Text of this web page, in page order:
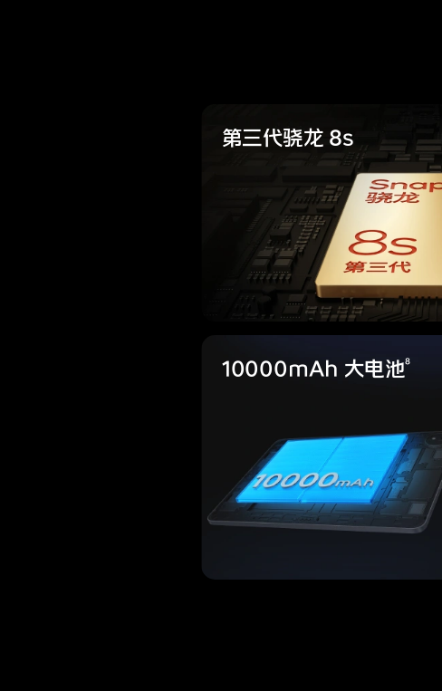
第三代骁龙 8s
10000mAh 大电池8